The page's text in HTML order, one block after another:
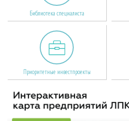
Библиотека специалиста
Приоритетные инвестпроекты